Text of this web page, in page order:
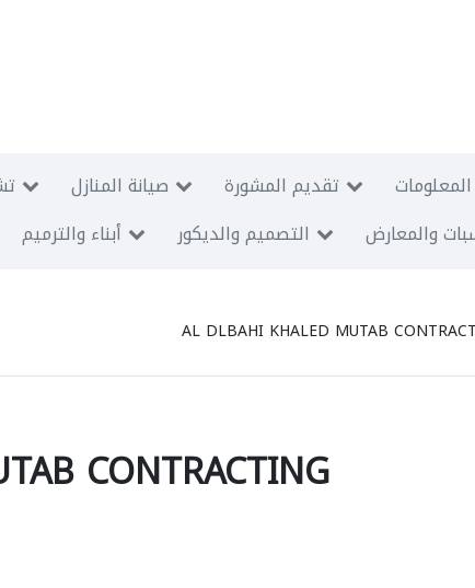
صيانة المنازل تقديم المشورة
أبناء والترميم التصميم والديكور والمعارض
AL DLBAHI KHALED MUTAB
CONTRACTING